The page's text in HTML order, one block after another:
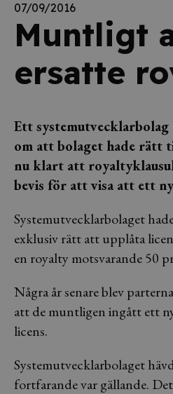
07/09/2016
Muntligt
ersatte
Ett
om att bolaget hade rätt
nu klart att
bevis för att visa att ett
Systemutvecklarbolaget
exklusiv rätt att upplåta
en royalty motsvarande 50
Några år senare blev
att de muntligen ingått ett
licens.
Systemutvecklarbolaget
fortfarande var gällande.